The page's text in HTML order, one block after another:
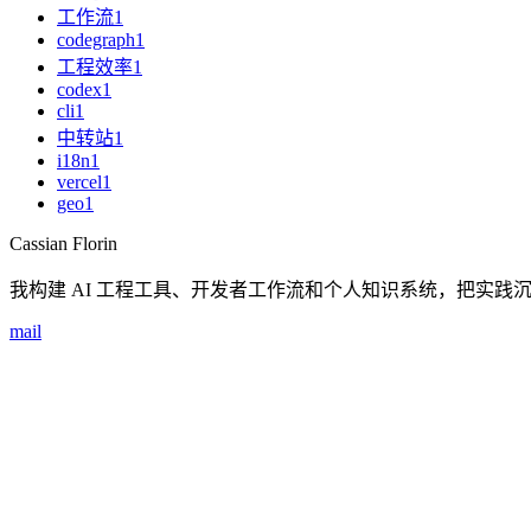
工作流1
codegraph1
工程效率1
codex1
cli1
中转站1
i18n1
vercel1
geo1
Cassian Florin
我构建 AI 工程工具、开发者工作流和个人知识系统，把实践沉
mail